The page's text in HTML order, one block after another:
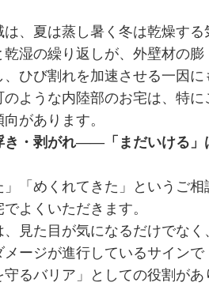
、夏は蒸し暑く冬は乾燥する
湿の繰り返しが、外壁材の膨
ひび割れを加速させる一因に
ような内陸部のお宅は、特に
があります。
き・剥がれ——「まだいける」
」「めくれてきた」というご相
よくいただきます。
見た目が気になるだけでなく
ージが進行しているサインで
るバリア」としての役割があ